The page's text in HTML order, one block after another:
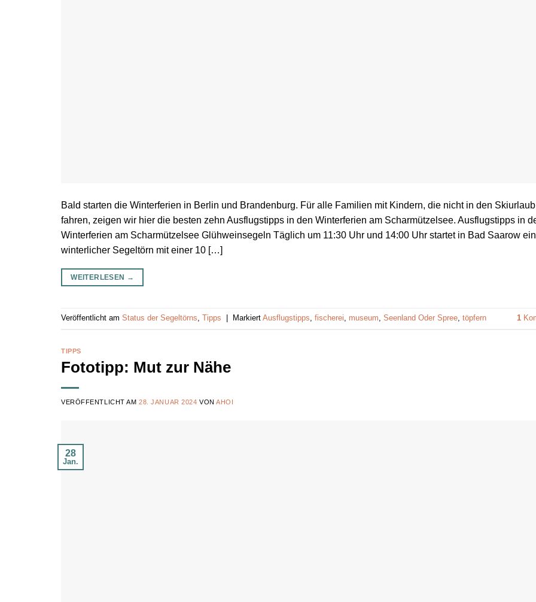
Bald starten die Winterferien in Berlin und Brandenburg. Für alle Familien mit Kindern, die nicht in den Skiurlaub
fahren, zeigen wir hier die besten zehn Ausflugstipps in den Winterferien am Scharmützelsee. Ausflugstipps in
Winterferien am Scharmützelsee Glühweinsegeln Täglich um 11:30 Uhr und 14:00 Uhr startet in Bad Saarow ein
winterlicher Segeltörn mit einer 10 […]
WEITERLESEN →
Veröffentlicht am Status der Segeltörns Tipps Markiert Ausflugstipps fischerei museum Seenland Oder Spree töpfern 1
TIPPS
Fototipp: Mut zur Nähe
VERÖFFENTLICHT AM28. JANUAR 2024 VONAHOI
28
Jan.